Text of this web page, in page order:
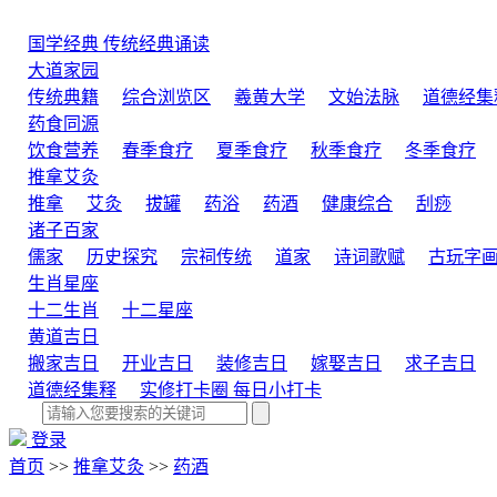
国学经典 传统经典诵读
大道家园
传统典籍
综合浏览区 羲黄大学 文始法脉
道德经集
药食同源
饮食营养
春季食疗 夏季食疗 秋季食疗 冬季食疗
推拿艾灸
推拿
艾灸 拔罐 药浴 药酒 健康综合
刮痧
诸子百家
儒家
历史探究 宗祠传统 道家 诗词歌赋 古玩字画
生肖星座
十二生肖
十二星座
黄道吉日
搬家吉日
开业吉日 装修吉日 嫁娶吉日
求子吉日
道德经集释
实修打卡圈 每日小打卡
登录
首页 >> 推拿艾灸 >> 药酒